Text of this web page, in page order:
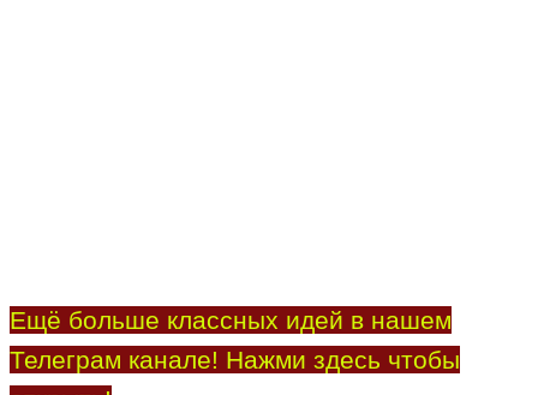
Ещё больше классных идей в нашем
Телеграм канале! Нажми здесь чтобы